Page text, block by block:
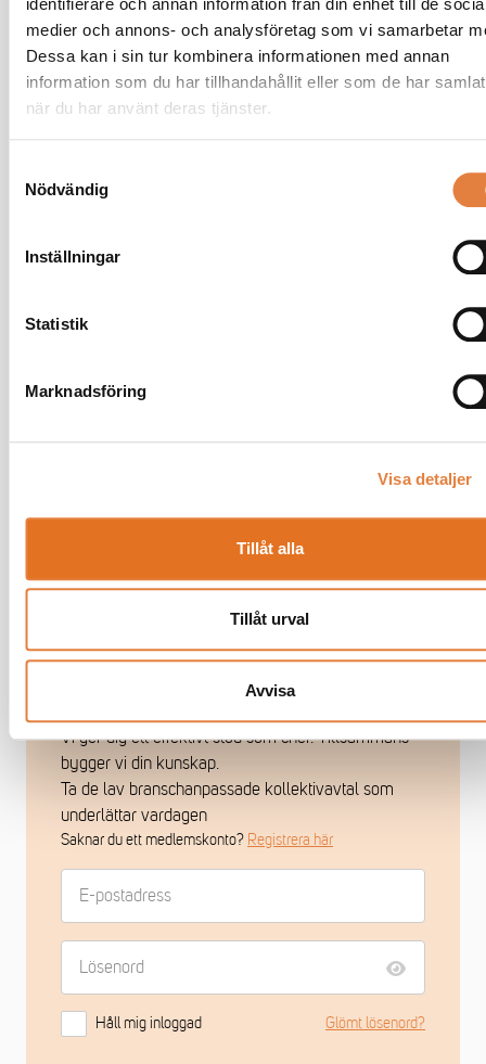
identifierare och annan information från din enhet till de
medier och annons- och analysföretag som vi samarbetar
Dessa kan i sin tur kombinera informationen med annan
information som du har tillhandahållit eller som de har
när du har använt deras tjänster.
Nödvändig
Inställningar
Statistik
Marknadsföring
Visa detaljer
Tillåt alla
Tillåt urval
Avvisa
Hållbarhetschef
08-762 72 43
073-823 72 43
E-post
Som medlem får du ta del av
medlemsexklusivt innehåll
Vi ger dig ett effektivt stöd som chef. Tillsammans
bygger vi din kunskap.
Ta de lav branschanpassade kollektivavtal som
underlättar vardagen
Saknar du ett medlemskonto? Registrera här
Håll mig inloggad Glömt lösenord?